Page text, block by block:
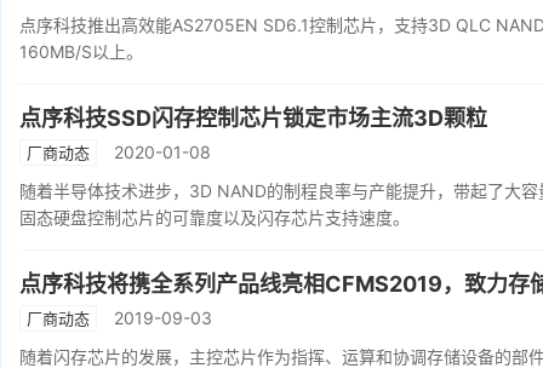
点序科技推出高效能AS2705EN SD6.1控制芯片，支持3D QLC
160MB/S以上。
点序科技SSD闪存控制芯片锁定市场主流3D颗粒
厂商动态
2020-01-08
随着半导体技术进步，3D NAND的制程良率与产能提升，带起了大
固态硬盘控制芯片的可靠度以及闪存芯片支持速度。
点序科技将携全系列产品线亮相CFMS2019，致力存
厂商动态
2019-09-03
随着闪存芯片的发展，主控芯片作为指挥、运算和协调存储设备的